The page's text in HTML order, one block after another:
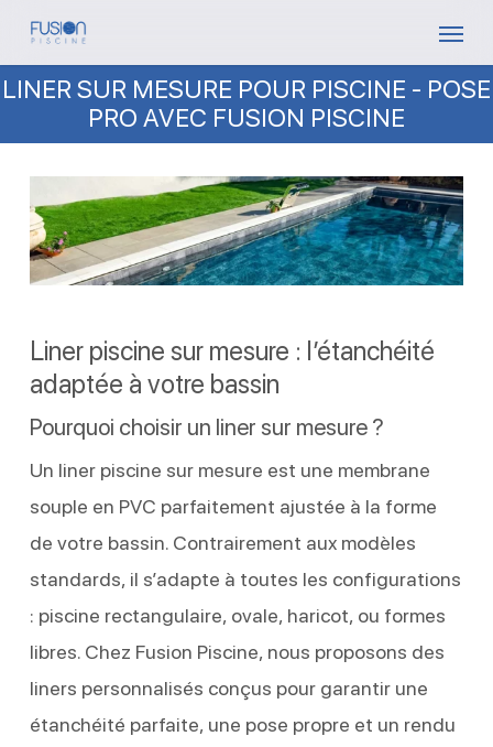
Skip
main
LINER SUR MESURE POUR PISCINE - POSE
PRO AVEC FUSION PISCINE
Liner piscine sur mesure : l’étanchéité
adaptée à votre bassin
Pourquoi choisir un liner sur mesure ?
Un liner piscine sur mesure est une membrane
souple en PVC parfaitement ajustée à la forme
de votre bassin. Contrairement aux modèles
standards, il s’adapte à toutes les configurations
: piscine rectangulaire, ovale, haricot, ou formes
libres. Chez Fusion Piscine, nous proposons des
liners personnalisés conçus pour garantir une
étanchéité parfaite, une pose propre et un rendu